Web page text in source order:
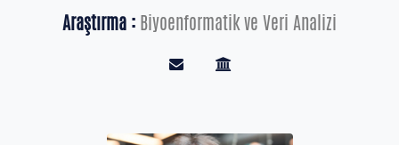
Araştırma : Biyoenformatik ve Veri Analizi